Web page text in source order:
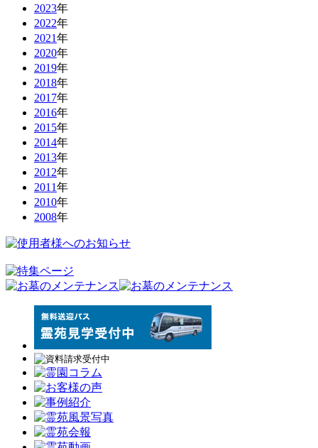
2023年
2022年
2021年
2020年
2019年
2018年
2017年
2016年
2015年
2014年
2013年
2012年
2011年
2010年
2008年